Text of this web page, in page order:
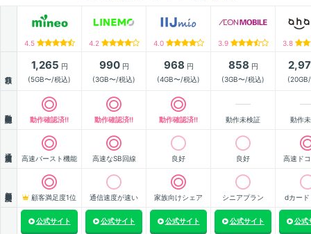
4.5 4.2 4.0 3.9 3.8
1,265 円
(5GB〜/税込)
990円
(3GB〜/税込)
968 円
(4GB〜/税込)
858 円
(3GB〜/税込)
動作確認済!! 動作確認済!! 動作確認済!! 動作未検証 動作
高速バースト機能 高速なSB回線 良好 良好 高速ド
顧客満足度1位 通信速度が速い 家族向けシェア シニアプラン dカード
公式サイト 公式サイト 公式サイト 公式サイト 公式